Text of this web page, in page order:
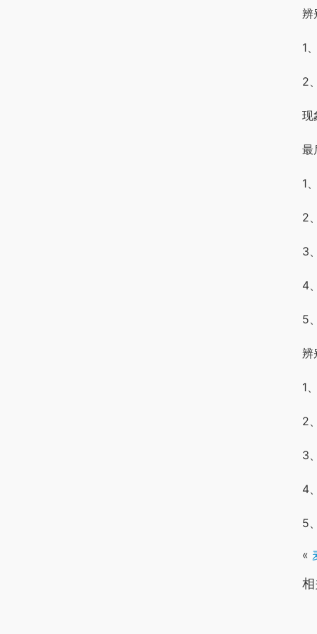
辨
1
2
现
最
1
2
3
4
5
辨
1
2
3
4
5
«